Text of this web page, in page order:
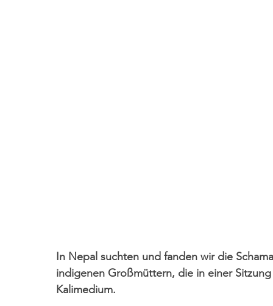
In Nepal suchten und fanden wir die
indigenen Großmüttern, die in einer
Kalimedium.